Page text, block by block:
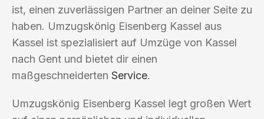
ist, einen zuverlässigen Partner an deiner Seite zu
haben. Umzugskönig Eisenberg Kassel aus
Kassel ist spezialisiert auf Umzüge von Kassel
nach Gent und bietet dir einen
maßgeschneiderten Service.
Umzugskönig Eisenberg Kassel legt großen Wert